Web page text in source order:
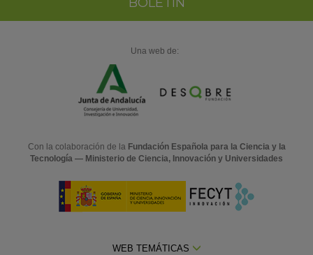
Una web de:
Con la colaboración de la Fundación Española para la Ciencia y la
Tecnología — Ministerio de Ciencia, Innovación y Universidades
WEB TEMÁTICAS